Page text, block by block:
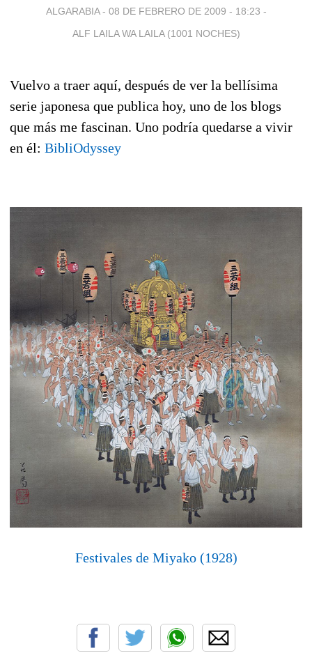
ALGARABIA - 08 DE FEBRERO DE 2009 - 18:23 -
ALF LAILA WA LAILA (1001 NOCHES)
Vuelvo a traer aquí, después de ver la bellísima
serie japonesa que publica hoy, uno de los blogs
que más me fascinan. Uno podría quedarse a vivir
en él: BibliOdyssey
Festivales de Miyako (1928)